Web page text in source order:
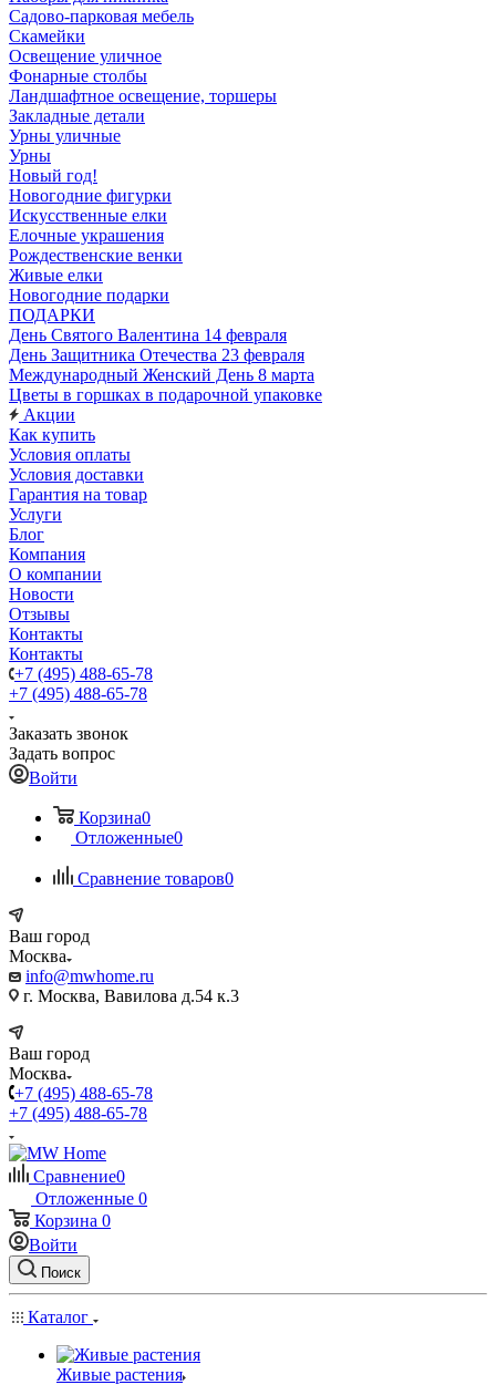
Садово-парковая мебель
Скамейки
Освещение уличное
Фонарные столбы
Ландшафтное освещение, торшеры
Закладные детали
Урны уличные
Урны
Новый год!
Новогодние фигурки
Искусственные елки
Елочные украшения
Рождественские венки
Живые елки
Новогодние подарки
ПОДАРКИ
День Святого Валентина 14 февраля
День Защитника Отечества 23 февраля
Международный Женский День 8 марта
Цветы в горшках в подарочной упаковке
Акции
Как купить
Условия оплаты
Условия доставки
Гарантия на товар
Услуги
Блог
Компания
О компании
Новости
Отзывы
Контакты
Контакты
+7 (495) 488-65-78
+7 (495) 488-65-78
Заказать звонок
Задать вопрос
Войти
Корзина0
Отложенные0
Сравнение товаров0
Ваш город
Москва
info@mwhome.ru
г. Москва, Вавилова д.54 к.3
Ваш город
Москва
+7 (495) 488-65-78
+7 (495) 488-65-78
Сравнение0
Отложенные 0
Корзина 0
Войти
Поиск
Каталог
Живые растения